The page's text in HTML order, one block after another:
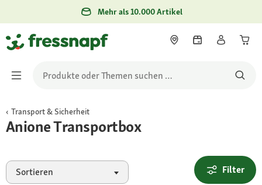
Mehr als 10.000 Artikel
Transport & Sicherheit
Anione Transportbox
Sortieren Filter